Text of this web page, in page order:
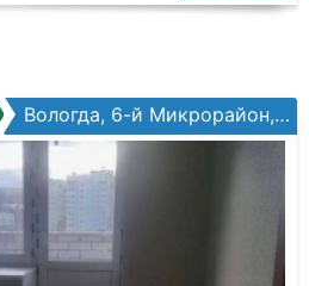
Вологда, 6-й Микрорайон, Беляева ул, №32к1